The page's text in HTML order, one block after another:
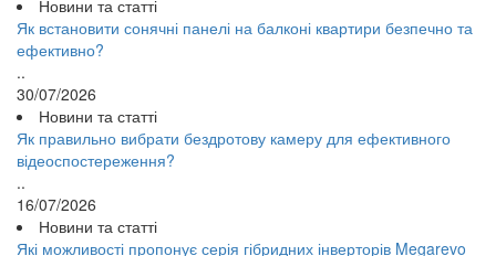
Новини та статті
Як встановити сонячні панелі на балконі квартири безпечно та
ефективно?
..
30/07/2026
Новини та статті
Як правильно вибрати бездротову камеру для ефективного
відеоспостереження?
..
16/07/2026
Новини та статті
Які можливості пропонує серія гібридних інверторів Megarevo